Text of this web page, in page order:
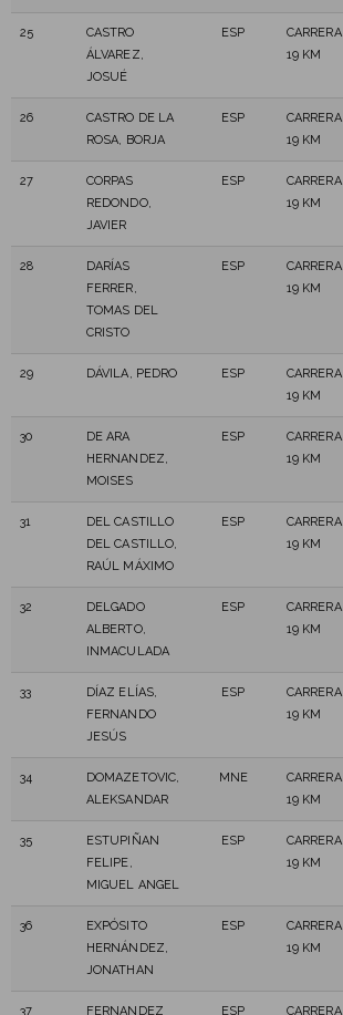
25
CASTRO
ÁLVAREZ,
JOSUÉ
ESP
CARRERA
19 KM
26
CASTRO DE LA
ROSA, BORJA
ESP
CARRERA
19 KM
27
CORPAS
REDONDO,
JAVIER
ESP
CARRERA
19 KM
28
DARÍAS
FERRER,
TOMAS DEL
CRISTO
ESP
CARRERA
19 KM
29 DÁVILA, PEDRO ESP
CARRERA
19 KM
30
DE ARA
HERNANDEZ,
MOISES
ESP
CARRERA
19 KM
31
DEL CASTILLO
DEL CASTILLO,
RAÚL MÁXIMO
ESP
CARRERA
19 KM
32
DELGADO
ALBERTO,
INMACULADA
ESP
CARRERA
19 KM
33
DÍAZ ELÍAS,
FERNANDO
JESÚS
ESP
CARRERA
19 KM
34
DOMAZETOVIC,
ALEKSANDAR
MNE
CARRERA
19 KM
35
ESTUPIÑAN
FELIPE,
MIGUEL ANGEL
ESP
CARRERA
19 KM
36
EXPÓSITO
HERNÁNDEZ,
JONATHAN
ESP
CARRERA
19 KM
37
FERNANDEZ
ESP
CARRERA